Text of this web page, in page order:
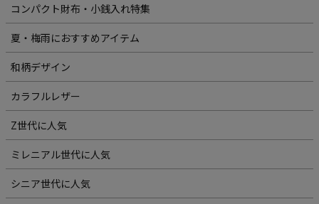
コンパクト財布・小銭入れ特集
夏・梅雨におすすめアイテム
和柄デザイン
カラフルレザー
Z世代に人気
ミレニアル世代に人気
シニア世代に人気